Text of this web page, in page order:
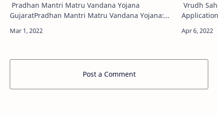
Pradhan Mantri Matru Vandana Yojana
GujaratPradhan Mantri Matru Vandana Yojana:
Registration @pmmvy-cas.nic.in As the poor …
Vrudh
Security
Post a Comment